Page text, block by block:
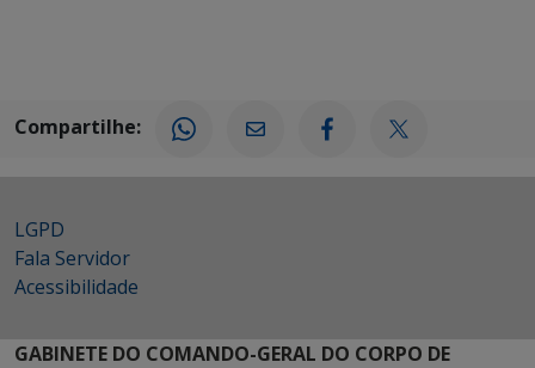
Compartilhe:
LGPD
Fala Servidor
Acessibilidade
GABINETE DO COMANDO-GERAL DO CORPO DE